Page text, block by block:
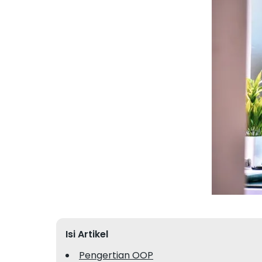
Isi Artikel
Pengertian OOP